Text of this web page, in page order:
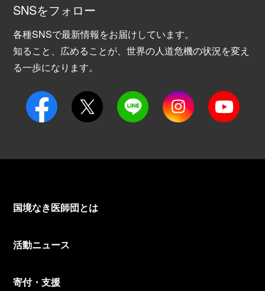
SNSをフォロー
各種SNSで最新情報をお届けしています。
知ること、広めることが、世界の人道危機の状況を変え
る一歩になります。
国境なき医師団とは
活動ニュース
寄付・支援